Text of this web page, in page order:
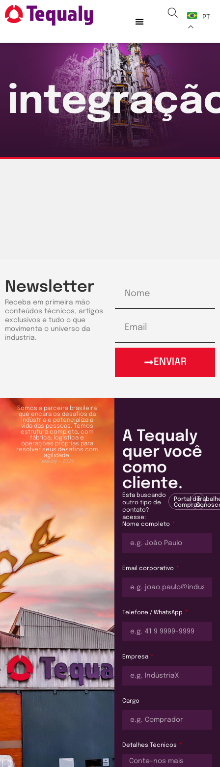
PT
Newsletter
Receba em primeira mão
conteúdos técnicos, artigos
exclusivos e tudo o que
movimenta o universo da
industria.
ENVIAR
Somos a parceira brasileira
que encara os desafios da
indústria e potencializa a
vida das pessoas. Temos
estrutura completa, com
fábrica, logística e
operações próprias para
resolver seus desafios com
agilidade.
Tequaly - 2025
A Tequaly
quer você
como
cliente.
Esta buscando
outro tipo de
contato?
acesse:
Portal de
Compras
Nome completo
Email corporativo
Telefone / WhatsApp
Empresa
Cargo
Detalhes Técnicos